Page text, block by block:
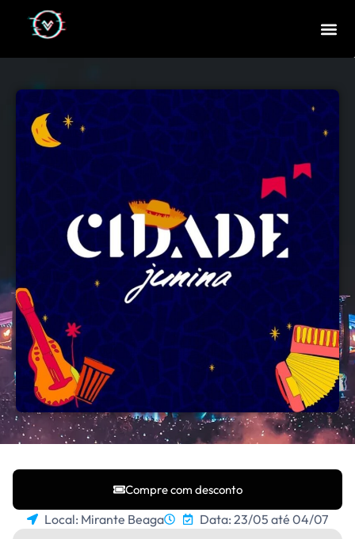
Compre com desconto
Local: Mirante Beaga Data: 23/05 até 04/07